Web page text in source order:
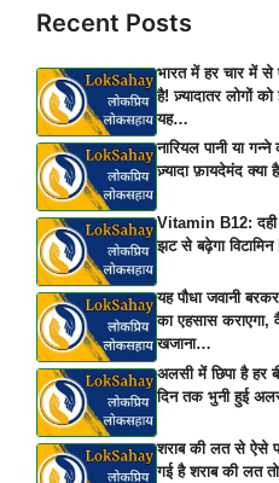
Recent Posts
भारत में हर चार में से
है! ज़्यादातर लोगों
यह…
नारियल पानी या
ज़्यादा फ़ायदेमंद क्या
Vitamin B12: दही
झट से बढ़ेगा
यह पौधा जवानी
का एहसास कराएगा,
खजाना…
अलसी में छिपा है हर
दिन तक भुनी हुई
शराब की लत से ऐसे
गई है शराब की लत